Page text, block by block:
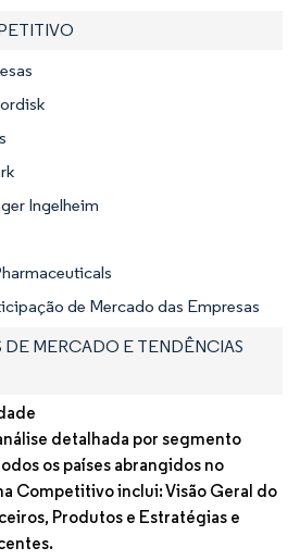
Ingelheim
de Mercado das Empresas
MERCADO E TENDÊNCIAS
detalhada por segmento
os países abrangidos no
Competitivo inclui: Visão Geral do
Produtos e Estratégias e